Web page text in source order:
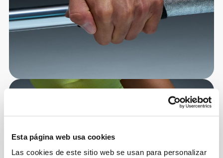
Esta página web usa cookies
Las cookies de este sitio web se usan para personalizar